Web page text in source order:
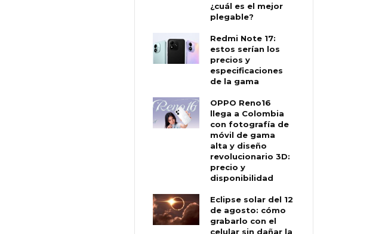
¿cuál es el mejor
plegable?
Redmi Note 17:
estos serían los
precios y
especificaciones
de la gama
OPPO Reno16
llega a Colombia
con fotografía de
móvil de gama
alta y diseño
revolucionario 3D:
precio y
disponibilidad
Eclipse solar del 12
de agosto: cómo
grabarlo con el
celular sin dañar la